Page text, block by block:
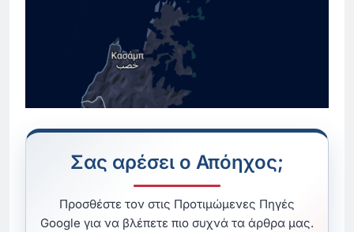
Σας αρέσει ο Απόηχος;
Προσθέστε τον στις Προτιμώμενες Πηγές
Google για να βλέπετε πιο συχνά τα άρθρα μας.